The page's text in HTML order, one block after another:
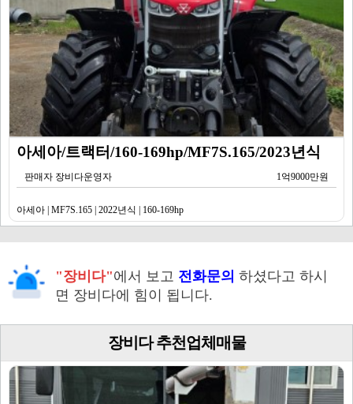
아세아/트랙터/160-169hp/MF7S.165/2023년식
판매자 장비다운영자 1억9000만원
아세아 | MF7S.165 | 2022년식 | 160-169hp
"장비다"에서 보고 전화문의 하셨다고 하시
면 장비다에 힘이 됩니다.
장비다 추천업체매물